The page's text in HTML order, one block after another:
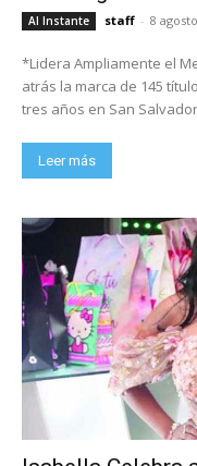
Al Instante staff - 8
*Lidera Ampliamente el Medallero. La
atrás la marca de 145
tres años en San
Leer más